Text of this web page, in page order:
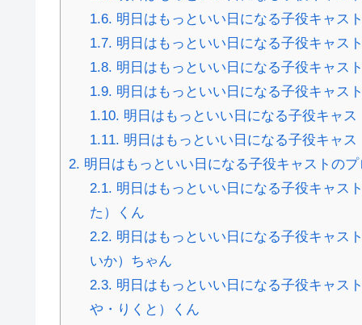
1.6. 明日はもっといい日になる子役キャス
1.7. 明日はもっといい日になる子役キャス
1.8. 明日はもっといい日になる子役キャス
1.9. 明日はもっといい日になる子役キャス
1.10. 明日はもっといい日になる子役キャ
1.11. 明日はもっといい日になる子役キャ
2. 明日はもっといい日になる子役キャストの
2.1. 明日はもっといい日になる子役キャス
た）くん
2.2. 明日はもっといい日になる子役キャス
いか）ちゃん
2.3. 明日はもっといい日になる子役キャス
や・りくと）くん